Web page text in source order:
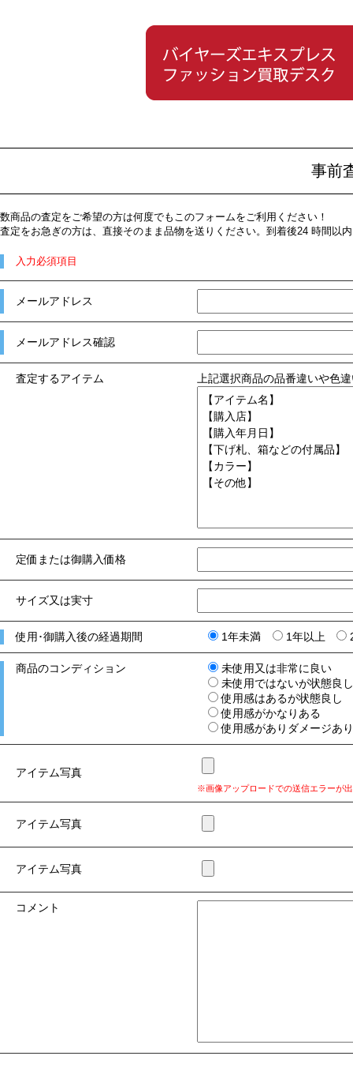
事前
数商品の査定をご希望の方は何度でもこのフォームをご利用ください！
査定をお急ぎの方は、直接そのまま品物を送りください。到着後24 時間以
入力必須項目
メールアドレス
メールアドレス確認
査定するアイテム 上記選択商品の品番違いや色
定価または御購入価格
サイズ又は実寸
使用･御購入後の経過期間 1年未満 1年以上
商品のコンディション
未使用又は非常に良い
未使用ではないが状態良
使用感はあるが状態良し
使用感がかなりある
使用感がありダメージあ
アイテム写真
※画像アップロードでの送信エラーが
アイテム写真
アイテム写真
コメント